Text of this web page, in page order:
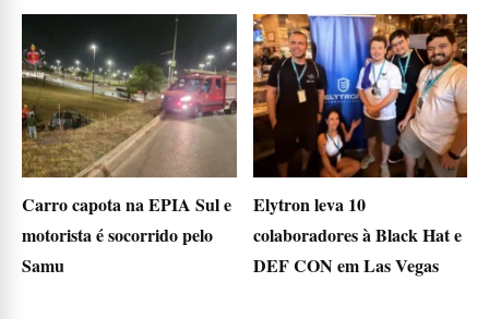
Carro capota na EPIA Sul e
motorista é socorrido pelo
Samu
Elytron leva 10
colaboradores à Black Hat e
DEF CON em Las Vegas